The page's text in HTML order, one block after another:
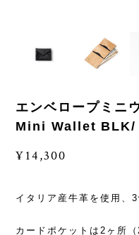
エンベロープミニ
Mini Wallet BLK/
¥14,300
イタリア産牛革を使用、
カードポケットは2ヶ所